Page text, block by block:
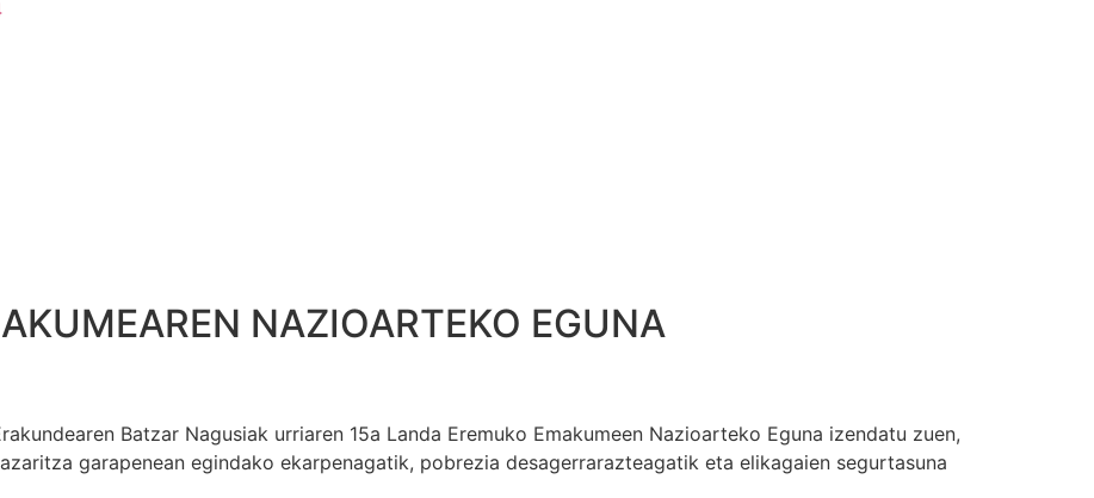
NAZIOARTEKO EGUNA
Batzar Nagusiak urriaren 15a Landa Eremuko Emakumeen Nazioarteko Eguna izendatu zuen,
garapenean egindako ekarpenagatik, pobrezia desagerrarazteagatik eta elikagaien segurtasuna